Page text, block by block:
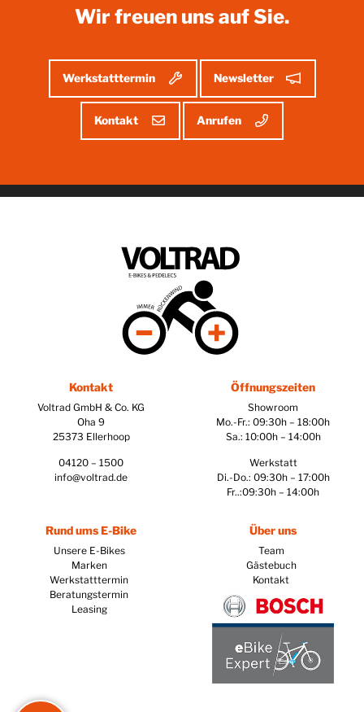
Wir freuen uns auf Sie.
Werkstatttermin Newsletter
Kontakt Anrufen
Kontakt
Voltrad GmbH & Co. KG
Oha 9
25373 Ellerhoop
04120 – 1500
info@voltrad.de
Öffnungszeiten
Showroom
Mo.-Fr.: 09:30h – 18:00h
Sa.: 10:00h – 14:00h
Werkstatt
Di.-Do.: 09:30h – 17:00h
Fr..:09:30h – 14:00h
Rund ums E-Bike
Unsere E-Bikes
Marken
Werkstatttermin
Beratungstermin
Leasing
Über uns
Team
Gästebuch
Kontakt